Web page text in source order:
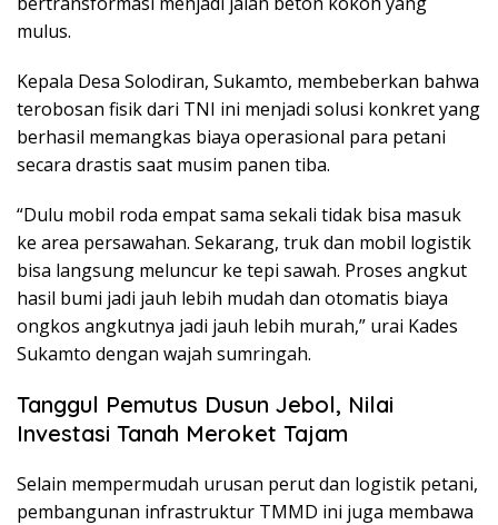
mulus.
Kepala Desa Solodiran, Sukamto, membeberkan bahwa
terobosan fisik dari TNI ini menjadi solusi konkret yang
berhasil memangkas biaya operasional para petani
secara drastis saat musim panen tiba.
“Dulu mobil roda empat sama sekali tidak bisa masuk
ke area persawahan. Sekarang, truk dan mobil logistik
bisa langsung meluncur ke tepi sawah. Proses angkut
hasil bumi jadi jauh lebih mudah dan otomatis biaya
ongkos angkutnya jadi jauh lebih murah,” urai Kades
Sukamto dengan wajah sumringah.
Tanggul Pemutus Dusun Jebol, Nilai
Investasi Tanah Meroket Tajam
Selain mempermudah urusan perut dan logistik petani,
pembangunan infrastruktur TMMD ini juga membawa